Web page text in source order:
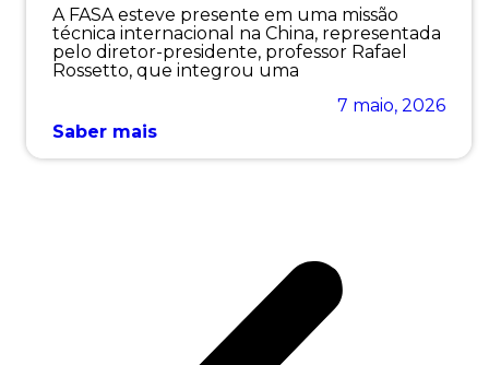
A FASA esteve presente em uma missão
técnica internacional na China, representada
pelo diretor-presidente, professor Rafael
Rossetto, que integrou uma
7 maio, 2026
Saber mais